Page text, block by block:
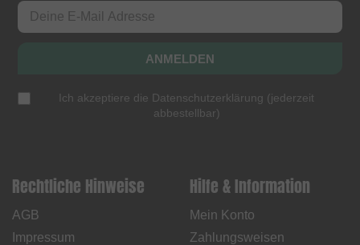
ANMELDEN
Ich akzeptiere die Datenschutzerklärung (jederzeit
abbestellbar)
Rechtliche Hinweise
AGB
Impressum
Hilfe & Information
Mein Konto
Zahlungsweisen